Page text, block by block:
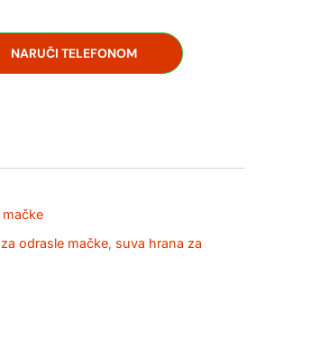
NARUČI TELEFONOM
mačke
odrasle mačke, suva hrana za